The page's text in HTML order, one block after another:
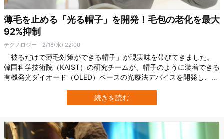
薄毛を止める「光る帽子」を開発！毛包の老化を最大
92%抑制
テクノロジー 2/18(水) 22:00
「被るだけで薄毛対策ができる帽子」が現実味を帯びてきました。
韓国科学技術院（KAIST）の研究チームが、帽子のように装着できる
有機発光ダイオード（OLED）ベースの光療法デバイスを開発し、毛
た。 ただし重要なのは、この92％という数字は「髪が92％生えた」
という意味ではないという点です。 これは毛の成長を支える細胞
続きを読む